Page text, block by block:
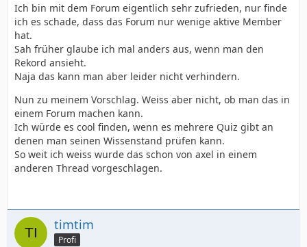
Ich bin mit dem Forum eigentlich sehr zufrieden, nur finde
ich es schade, dass das Forum nur wenige aktive Member
hat.
Sah früher glaube ich mal anders aus, wenn man den
Rekord ansieht.
Naja das kann man aber leider nicht verhindern.
Nun zu meinem Vorschlag. Weiss aber nicht, ob man das in
einem Forum machen kann.
Ich würde es cool finden, wenn es mehrere Quiz gibt an
denen man seinen Wissenstand prüfen kann.
So weit ich weiss wurde das schon von axel in einem
anderen Thread vorgeschlagen.
timtim
Profi